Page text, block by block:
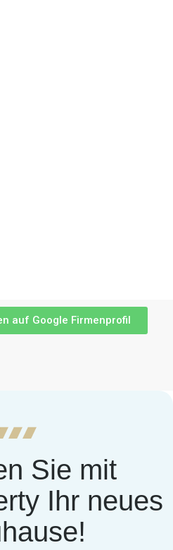
auf Google Firmenprofil
Sie mit
Ihr neues